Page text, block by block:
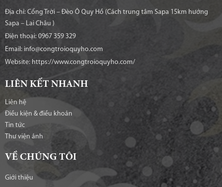
Địa chỉ: Cổng Trời – Đèo Ô Quy Hồ (Cách trung tâm Sapa 15km hướng
Sapa – Lai Châu )
Điện thoại: 0967 359 329
Email: info@congtroioquyho.com
Website: https://www.congtroioquyho.com/
LIÊN KẾT NHANH
Liên hệ
Điều kiện & điều khoản
Tin tức
Thư viện ảnh
VỀ CHÚNG TÔI
Giới thiệu